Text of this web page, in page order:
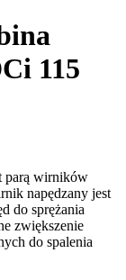
115
parą wirników
napędzany jest
do sprężania
zwiększenie
do spalenia